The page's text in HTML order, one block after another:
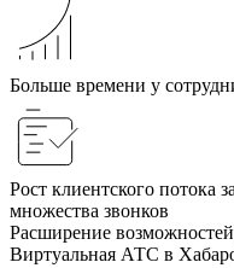
Больше времени у
Рост клиентского потока
множества звонков
Расширение возможностей
Виртуальная АТС в